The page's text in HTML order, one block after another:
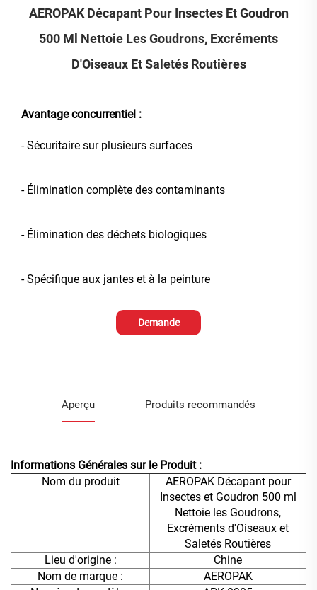
AEROPAK Décapant Pour Insectes Et Goudron
500 Ml Nettoie Les Goudrons, Excréments
D'Oiseaux Et Saletés Routières
Avantage concurrentiel :
- Sécuritaire sur plusieurs surfaces
- Élimination complète des contaminants
- Élimination des déchets biologiques
- Spécifique aux jantes et à la peinture
Demande
Aperçu Produits recommandés
Informations Générales sur le Produit :
Nom du produit
AEROPAK Décapant pour
Insectes et Goudron 500 ml
Nettoie les Goudrons,
Excréments d'Oiseaux et
Saletés Routières
Lieu d'origine :
Chine
Nom de marque :
AEROPAK